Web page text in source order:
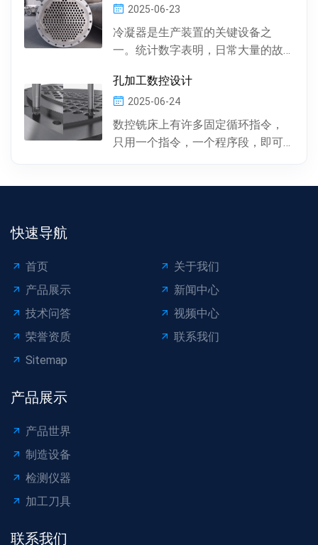
2025-06-23
冷凝器是生产装置的关键设备之
一。统计数字表明，日常大量的故
凝器管材的腐蚀损坏所...
孔加工数控设计
2025-06-24
数控铣床上有许多固定循环指令，
只用一个指令，一个程序段，即可
快速导航
首页
关于我们
产品展示
新闻中心
技术问答
视频中心
荣誉资质
联系我们
Sitemap
产品展示
产品世界
制造设备
检测仪器
加工刀具
联系我们